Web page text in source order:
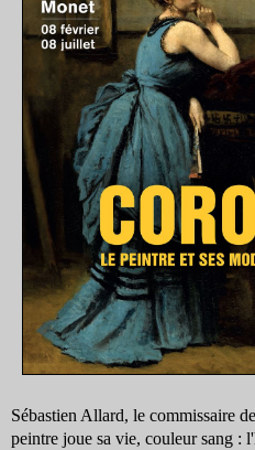
Sébastien Allard, le commissaire
peintre joue sa vie, couleur sang :